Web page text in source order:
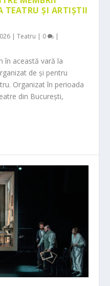
TEATRU ȘI ARTIȘTII
|Teatru | 0 |
în această vară la
de și pentru
Organizat în perioada
din București,